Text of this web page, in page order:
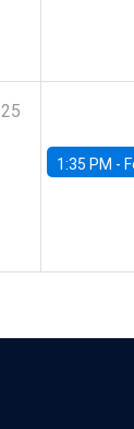
25
1:35 PM -